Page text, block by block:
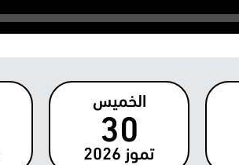
الخميس
30
تموز 2026